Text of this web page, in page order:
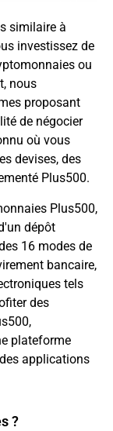
similaire à
investissez de
ou
nous
proposant
de négocier
où vous
devises, des
Plus500.
Plus500,
dépôt
16 modes de
bancaire,
tels
des
plateforme
applications
?